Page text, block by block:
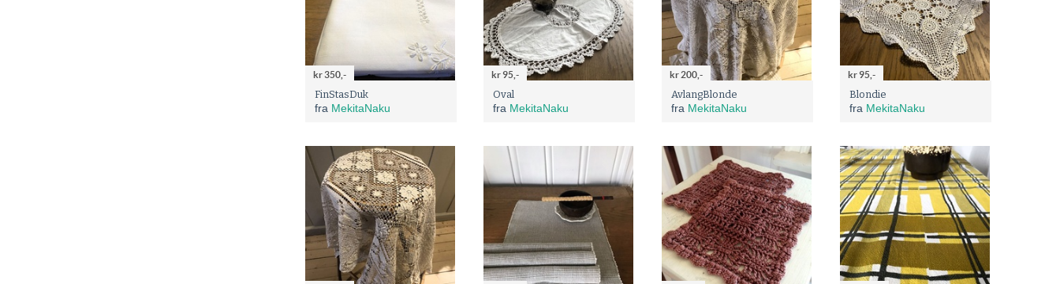
kr 350,-
FinStasDuk
fra MekitaNaku
kr 95,-
Oval
fra MekitaNaku
kr 200,-
AvlangBlonde
fra MekitaNaku
kr 95,-
Blondie
fra MekitaNaku